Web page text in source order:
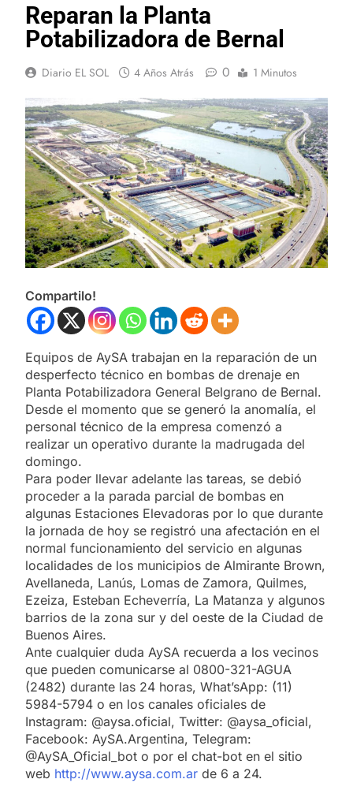
Reparan la Planta
Potabilizadora de Bernal
Diario EL SOL 4 Años Atrás 0 1 Minutos
Compartilo!
Equipos de AySA trabajan en la reparación de un
desperfecto técnico en bombas de drenaje en
Planta Potabilizadora General Belgrano de Bernal.
Desde el momento que se generó la anomalía, el
personal técnico de la empresa comenzó a
realizar un operativo durante la madrugada del
domingo.
Para poder llevar adelante las tareas, se debió
proceder a la parada parcial de bombas en
algunas Estaciones Elevadoras por lo que durante
la jornada de hoy se registró una afectación en el
normal funcionamiento del servicio en algunas
localidades de los municipios de Almirante Brown,
Avellaneda, Lanús, Lomas de Zamora, Quilmes,
Ezeiza, Esteban Echeverría, La Matanza y algunos
barrios de la zona sur y del oeste de la Ciudad de
Buenos Aires.
Ante cualquier duda AySA recuerda a los vecinos
que pueden comunicarse al 0800-321-AGUA
(2482) durante las 24 horas, What’sApp: (11)
5984-5794 o en los canales oficiales de
Instagram: @aysa.oficial, Twitter: @aysa_oficial,
Facebook: AySA.Argentina, Telegram:
@AySA_Oficial_bot o por el chat-bot en el sitio
web http://www.aysa.com.ar de 6 a 24.